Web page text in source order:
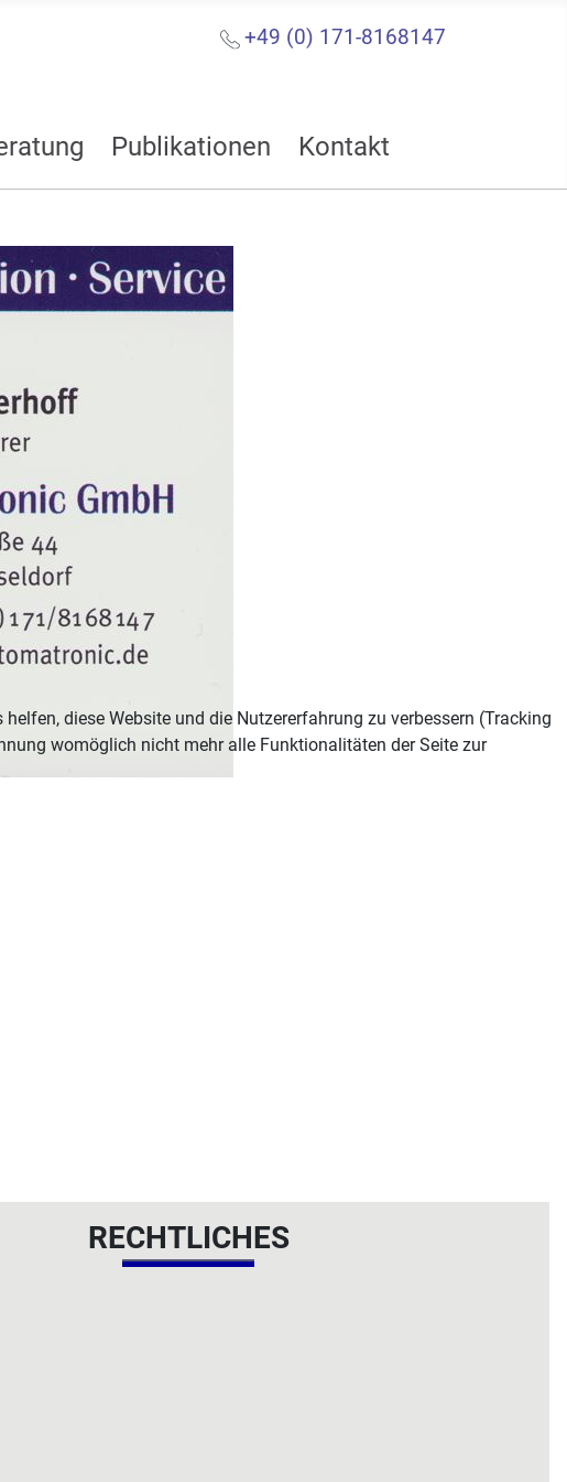
+49 (0) 171-8168147
Publikationen Kontakt
RECHTLICHES
diese Website und die Nutzererfahrung zu verbessern (Tracking
womöglich nicht mehr alle Funktionalitäten der Seite zur